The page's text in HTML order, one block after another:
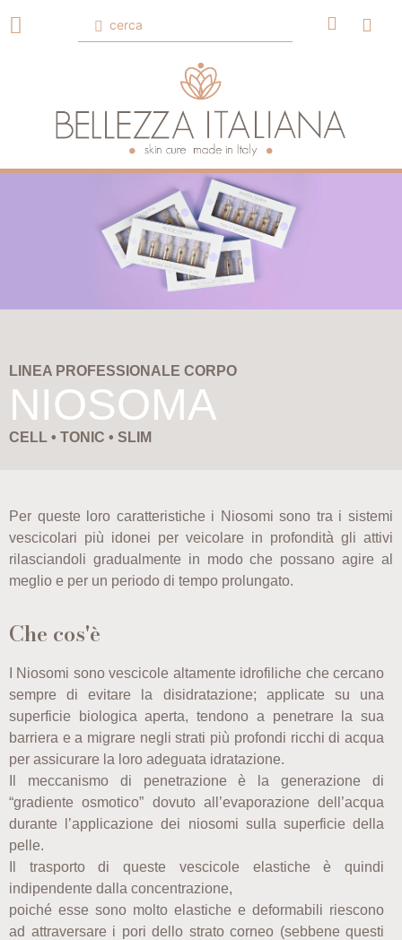
LINEA PROFESSIONALE CORPO
NIOSOMA
CELL • TONIC • SLIM
Per queste loro caratteristiche i Niosomi sono tra i sistemi
vescicolari più idonei per veicolare in profondità gli attivi
rilasciandoli gradualmente in modo che possano agire al
meglio e per un periodo di tempo prolungato.
Che cos'è
I Niosomi sono vescicole altamente idrofiliche che cercano
sempre di evitare la disidratazione; applicate su una
superficie biologica aperta, tendono a penetrare la sua
barriera e a migrare negli strati più profondi ricchi di acqua
per assicurare la loro adeguata idratazione.
Il meccanismo di penetrazione è la generazione di
“gradiente osmotico” dovuto all’evaporazione dell’acqua
durante l’applicazione dei niosomi sulla superficie della
pelle.
Il trasporto di queste vescicole elastiche è quindi
indipendente dalla concentrazione,
poiché esse sono molto elastiche e deformabili riescono
ad attraversare i pori dello strato corneo (sebbene questi